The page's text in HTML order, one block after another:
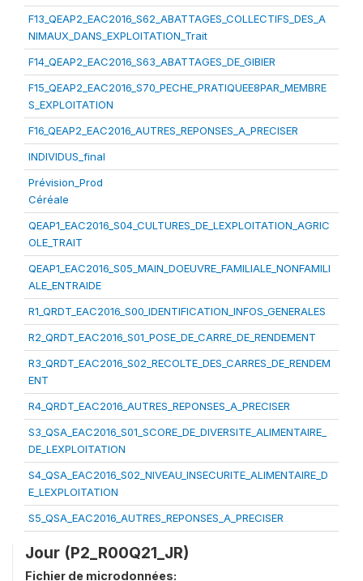
F13_QEAP2_EAC2016_S62_ABATTAGES_COLLECTIFS_DES_A
NIMAUX_DANS_EXPLOITATION_Trait
F14_QEAP2_EAC2016_S63_ABATTAGES_DE_GIBIER
F15_QEAP2_EAC2016_S70_PECHE_PRATIQUEE8PAR_MEMBRE
S_EXPLOITATION
F16_QEAP2_EAC2016_AUTRES_REPONSES_A_PRECISER
INDIVIDUS_final
Prévision_Prod
Céréale
QEAP1_EAC2016_S04_CULTURES_DE_LEXPLOITATION_AGRIC
OLE_TRAIT
QEAP1_EAC2016_S05_MAIN_DOEUVRE_FAMILIALE_NONFAMILI
ALE_ENTRAIDE
R1_QRDT_EAC2016_S00_IDENTIFICATION_INFOS_GENERALES
R2_QRDT_EAC2016_S01_POSE_DE_CARRE_DE_RENDEMENT
R3_QRDT_EAC2016_S02_RECOLTE_DES_CARRES_DE_RENDEM
ENT
R4_QRDT_EAC2016_AUTRES_REPONSES_A_PRECISER
S3_QSA_EAC2016_S01_SCORE_DE_DIVERSITE_ALIMENTAIRE_
DE_LEXPLOITATION
S4_QSA_EAC2016_S02_NIVEAU_INSECURITE_ALIMENTAIRE_D
E_LEXPLOITATION
S5_QSA_EAC2016_AUTRES_REPONSES_A_PRECISER
Jour (P2_R00Q21_JR)
Fichier de microdonnées: